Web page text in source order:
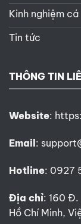
Kinh nghiệm
Tin tức
THÔNG TIN
Website:
Email :
Hotline: 0927
Địa chỉ: 160 Đ.
Hồ Chí Minh,